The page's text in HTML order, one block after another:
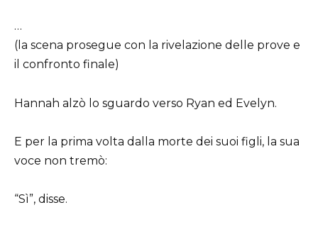
…
(la scena prosegue con la rivelazione delle prove e
il confronto finale)
Hannah alzò lo sguardo verso Ryan ed Evelyn.
E per la prima volta dalla morte dei suoi figli, la sua
voce non tremò:
“Sì”, disse.